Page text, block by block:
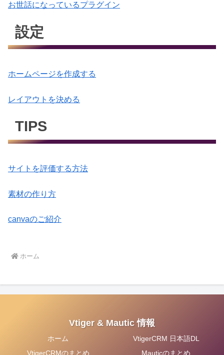
お世話になっているプラグイン
設定
ホームページを作成する
レイアウトを決める
TIPS
サイトを評価する方法
素材の作り方
canvaのご紹介
ホーム
Vtiger & Mautic 情報
ホーム
VtigerCRM 日本語DL
VtigerCRMのまとめ
Mauticのまとめ